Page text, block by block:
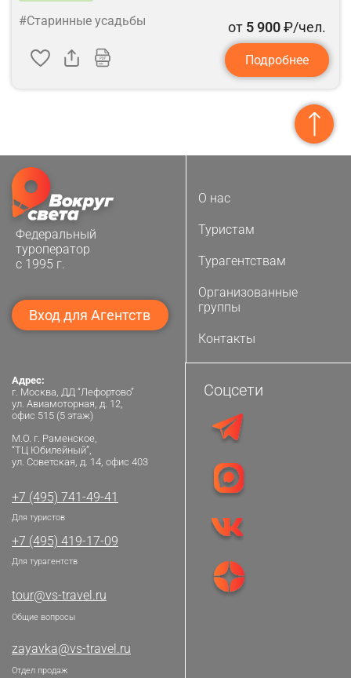
#Старинные усадьбы от 5 900₽/чел.
Подробнее
Федеральный
туроператор
с 1995 г.
Вход для Агентств
О нас
Туристам
Турагентствам
Организованные
группы
Контакты
Адрес:
г. Москва, ДД “Лефортово”
ул. Авиамоторная, д. 12,
офис 515 (5 этаж)
М.О. г. Раменское,
“ТЦ Юбилейный”,
ул. Советская, д. 14, офис 403
+7 (495) 741-49-41
Для туристов
+7 (495) 419-17-09
Для турагентств
tour@vs-travel.ru
Общие вопросы
zayavka@vs-travel.ru
Отдел продаж
Соцсети